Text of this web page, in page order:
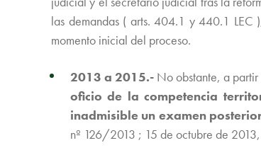
las demandas ( arts. 404.1 y 440.1
momento inicial del proceso.
2013 a 2015.- No obstante, a
oficio de la competencia
inadmisible un examen
nº 126/2013 ; 15 de octubre de